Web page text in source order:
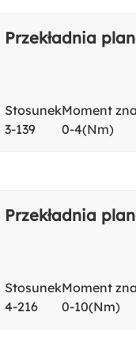
Przekładnia
Stosunek
3-139
Moment
0-4(Nm)
Przekładnia
Stosunek
4-216
Moment
0-10(Nm)